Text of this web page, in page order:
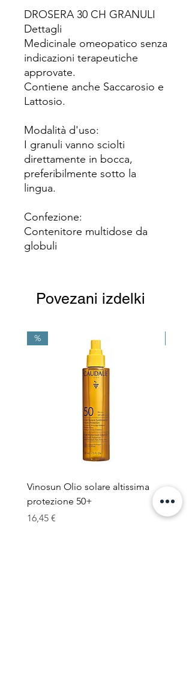
DROSERA 30 CH GRANULI
Dettagli
Medicinale omeopatico senza
indicazioni terapeutiche
approvate.
Contiene anche Saccarosio e
Lattosio.
Modalità d'uso:
I granuli vanno sciolti
direttamente in bocca,
preferibilmente sotto la
lingua.
Confezione:
Contenitore multidose da
globuli
Povezani izdelki
%
Vinosun Olio solare altissima
protezione 50+
Cena
16,45 €
Cena
22,90 €